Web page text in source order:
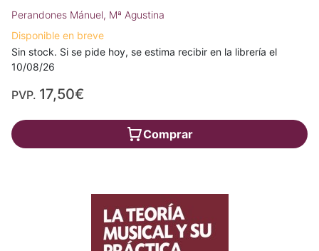
Perandones Mánuel, Mª Agustina
Disponible en breve
Sin stock. Si se pide hoy, se estima recibir en la librería el
10/08/26
PVP. 17,50€
Comprar